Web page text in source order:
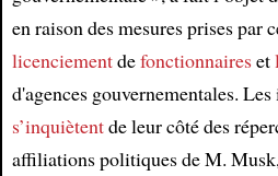
en raison des mesures prises par
licenciementdefonctionnaireset
d'agences gouvernementales.
s’inquiètentde leur côté des
affiliations politiques de M.